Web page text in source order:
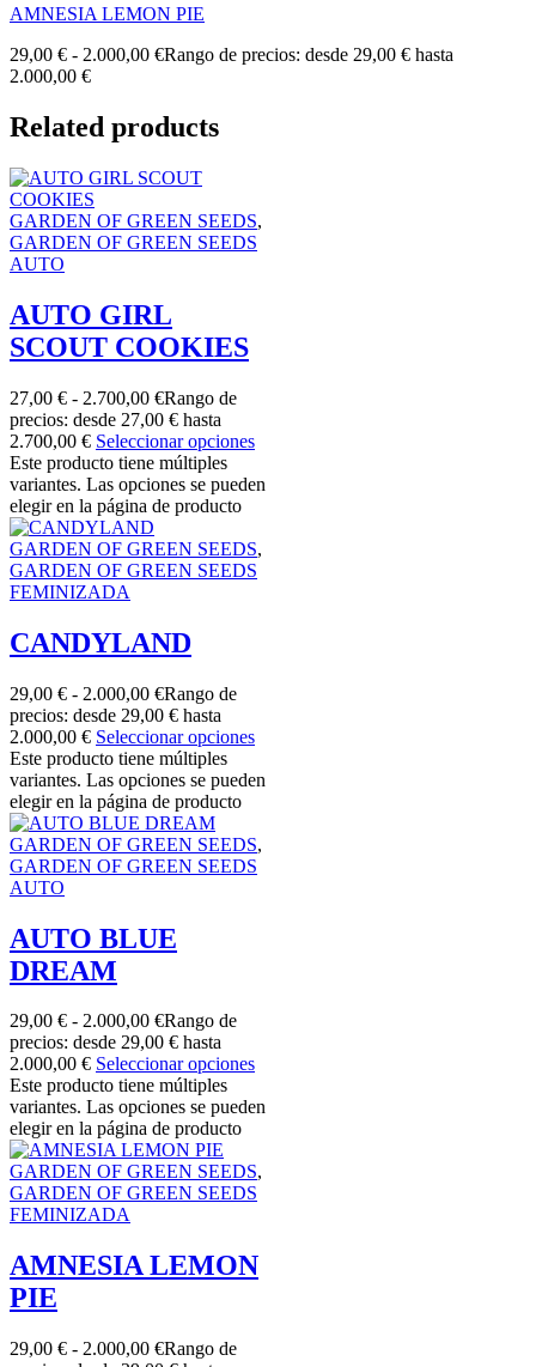
AMNESIA LEMON PIE
29,00 € - 2.000,00 €Rango de precios: desde 29,00 € hasta
2.000,00 €
Related products
GARDEN OF GREEN SEEDS,
GARDEN OF GREEN SEEDS
AUTO
AUTO GIRL
SCOUT COOKIES
27,00 € - 2.700,00 €Rango de
precios: desde 27,00 € hasta
2.700,00 € Seleccionar opciones
Este producto tiene múltiples
variantes. Las opciones se pueden
elegir en la página de producto
GARDEN OF GREEN SEEDS,
GARDEN OF GREEN SEEDS
FEMINIZADA
CANDYLAND
29,00 € - 2.000,00 €Rango de
precios: desde 29,00 € hasta
2.000,00 € Seleccionar opciones
Este producto tiene múltiples
variantes. Las opciones se pueden
elegir en la página de producto
GARDEN OF GREEN SEEDS,
GARDEN OF GREEN SEEDS
AUTO
AUTO BLUE
DREAM
29,00 € - 2.000,00 €Rango de
precios: desde 29,00 € hasta
2.000,00 € Seleccionar opciones
Este producto tiene múltiples
variantes. Las opciones se pueden
elegir en la página de producto
GARDEN OF GREEN SEEDS,
GARDEN OF GREEN SEEDS
FEMINIZADA
AMNESIA LEMON
PIE
29,00 € - 2.000,00 €Rango de